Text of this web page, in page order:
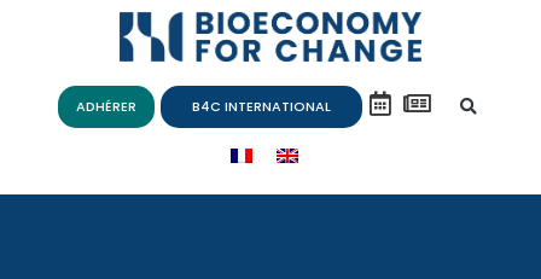
ADHÉRER B4C INTERNATIONAL